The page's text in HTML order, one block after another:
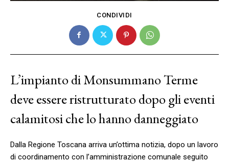
CONDIVIDI
L’impianto di Monsummano Terme
deve essere ristrutturato dopo gli eventi
calamitosi che lo hanno danneggiato
Dalla Regione Toscana arriva un’ottima notizia, dopo un lavoro
di coordinamento con l’amministrazione comunale seguito